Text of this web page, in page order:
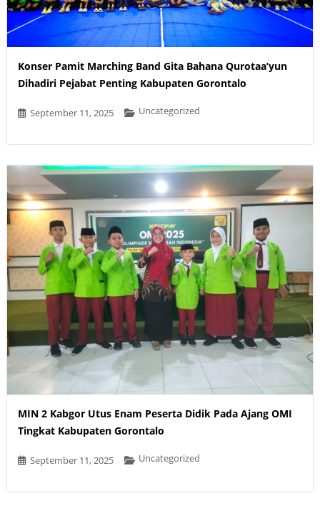
Konser Pamit Marching Band Gita Bahana Qurotaa’yun
Dihadiri Pejabat Penting Kabupaten Gorontalo
September 11, 2025 Uncategorized
MIN 2 Kabgor Utus Enam Peserta Didik Pada Ajang OMI
Tingkat Kabupaten Gorontalo
September 11, 2025 Uncategorized